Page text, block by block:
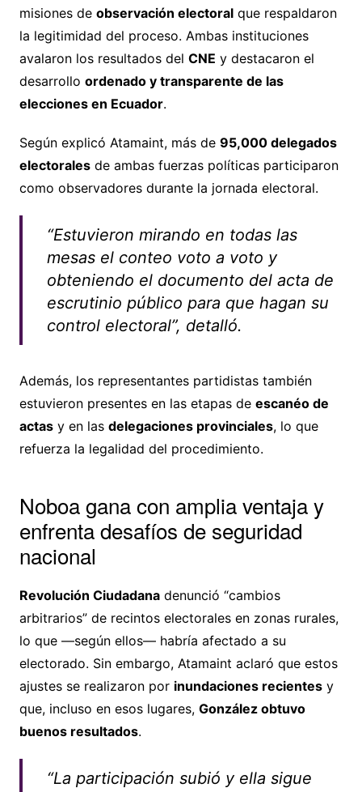
misiones de observación electoralque respaldaron
la legitimidad del proceso. Ambas instituciones
avalaron los resultados del CNE y destacaron el
desarrollo ordenado y transparente de las
elecciones en Ecuador.
Según explicó Atamaint, más de 95,000 delegados
electoralesde ambas fuerzas políticas participaron
como observadores durante la jornada electoral.
“Estuvieron mirando en todas las
mesas el conteo voto a voto y
obteniendo el documento del acta de
escrutinio público para que hagan su
control electoral”, detalló.
Además, los representantes partidistas también
estuvieron presentes en las etapas de escanéo de
actasy en las delegaciones provinciales, lo que
refuerza la legalidad del procedimiento.
Noboa gana con amplia ventaja y
enfrenta desafíos de seguridad
nacional
Revolución Ciudadanadenunció “cambios
arbitrarios” de recintos electorales en zonas rurales,
lo que —según ellos— habría afectado a su
electorado. Sin embargo, Atamaint aclaró que estos
ajustes se realizaron por inundaciones recientesy
que, incluso en esos lugares, González obtuvo
buenos resultados.
“La participación subió y ella sigue